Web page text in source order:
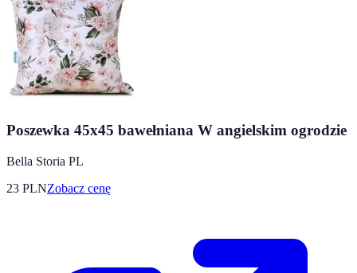
Poszewka 45x45 bawełniana W angielskim ogrodzie
Bella Storia PL
23 PLNZobacz cenę